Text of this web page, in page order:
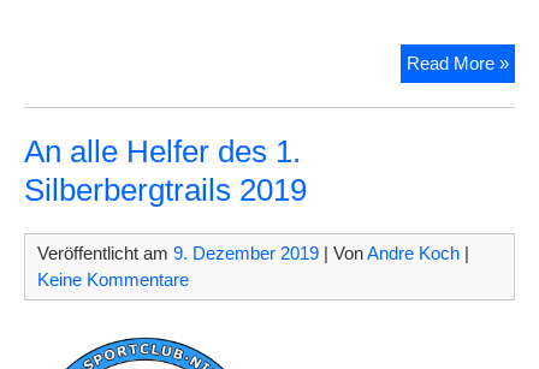
Read More »
An alle Helfer des 1.
Silberbergtrails 2019
Veröffentlicht am 9. Dezember 2019 | VonAndre Koch |
Keine Kommentare